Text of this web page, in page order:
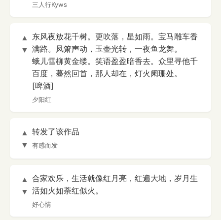
三人行Kyws
▲
▼
东风夜放花千树。更吹落，星如雨。宝马雕车香
满路。凤箫声动，玉壶光转，一夜鱼龙舞。
蛾儿雪柳黄金缕。笑语盈盈暗香去。众里寻他千
百度，蓦然回首，那人却在，灯火阑珊处。
[啤酒]
夕阳红
▲
▼
转发了该作品
有感而发
▲
▼
合家欢乐，生活就像红月亮，红遍大地，岁月生
活如火如荼红似火。
好心情